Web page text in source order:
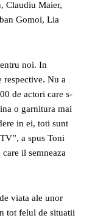
Claudiu Maier,
Gomoi, Lia
noi. In
Nu a
de actori care s-
o garnitura mai
in ei, toti sunt
a spus Toni
il semneaza
viata ale unor
tot felul de situatii